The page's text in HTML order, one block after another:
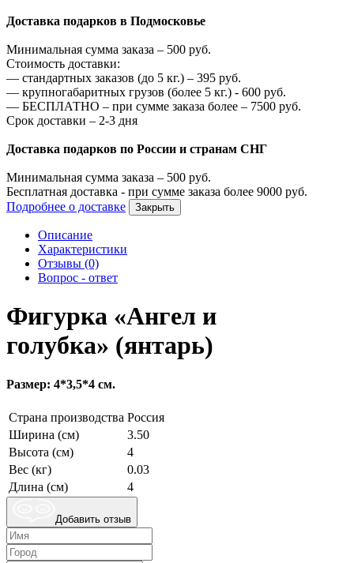
Доставка подарков в Подмосковье
Минимальная сумма заказа – 500 руб.
Стоимость доставки:
— стандартных заказов (до 5 кг.) – 395 руб.
— крупногабаритных грузов (более 5 кг.) - 600 руб.
— БЕСПЛАТНО – при сумме заказа более – 7500 руб.
Срок доставки – 2-3 дня
Доставка подарков по России и странам СНГ
Минимальная сумма заказа – 500 руб.
Бесплатная доставка - при сумме заказа более 9000 руб.
Подробнее о доставке
Закрыть
Описание
Характеристики
Отзывы (0)
Вопрос - ответ
Фигурка «Ангел и
голубка» (янтарь)
Размер: 4*3,5*4 см.
Страна производства Россия
Ширина (см)
3.50
Высота (см)
4
Вес (кг)
0.03
Длина (см)
4
Добавить отзыв